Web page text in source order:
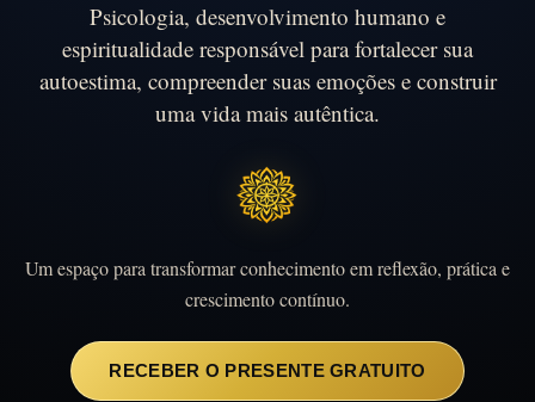
Psicologia, desenvolvimento humano e
espiritualidade responsável para fortalecer sua
autoestima, compreender suas emoções e construir
uma vida mais autêntica.
Um espaço para transformar conhecimento em reflexão, prática e
crescimento contínuo.
RECEBER O PRESENTE GRATUITO